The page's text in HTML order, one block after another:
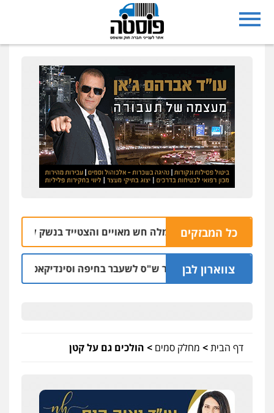
כל המבזקים
מסיבת הנובה מרמלה חש מאויים והצטייד בנשק ללא רישיון
צווארון לבן
כתב אישום: יו"ר ש"ס לשעבר בחיפה וסינדיקאט ההלוואות
דף הבית> מחלק סמים > הולכים גם על קטן